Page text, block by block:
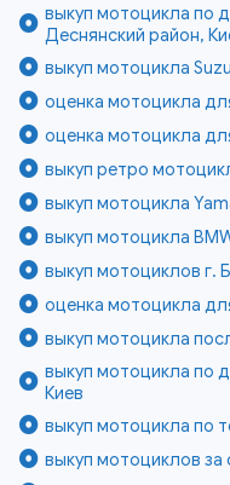
выкуп мотоцикла по
Деснянский район,
выкуп мотоцикла
оценка мотоцикла
оценка мотоцикла
выкуп ретро
выкуп мотоцикла
выкуп мотоцикла
выкуп мотоциклов г.
оценка мотоцикла
выкуп мотоцикла
выкуп мотоцикла по
Киев
выкуп мотоцикла по
выкуп мотоциклов за